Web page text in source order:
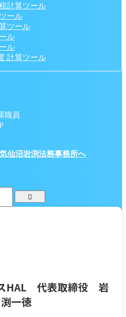
計算ツール
ール
ツール
ル
ル
計算ツール
職員
仙沼岩渕法務事務所へ
HAL 代表取締役 岩
渕一徳